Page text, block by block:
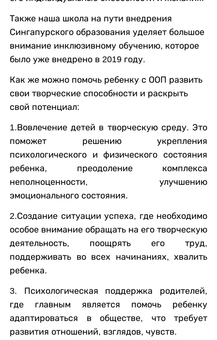
Также наша школа на пути внедрения
Сингапурского образования уделяет большое
внимание инклюзивному обучению, которое
было уже внедрено в 2019 году.
Как же можно помочь ребенку с ООП развить
свои творческие способности и раскрыть
свой потенциал:
1.Вовлечение детей в творческую среду. Это
поможет решению укрепления
психологического и физического состояния
ребенка, преодоление комплекса
неполноценности, улучшению
эмоционального состояния.
2.Создание ситуации успеха, где необходимо
особое внимание обращать на его творческую
деятельность, поощрять его труд,
поддерживать во всех начинаниях, хвалить
ребенка.
3. Психологическая поддержка родителей,
где главным является помочь ребенку
адаптироваться в обществе, что требует
развития отношений, взглядов, чувств.